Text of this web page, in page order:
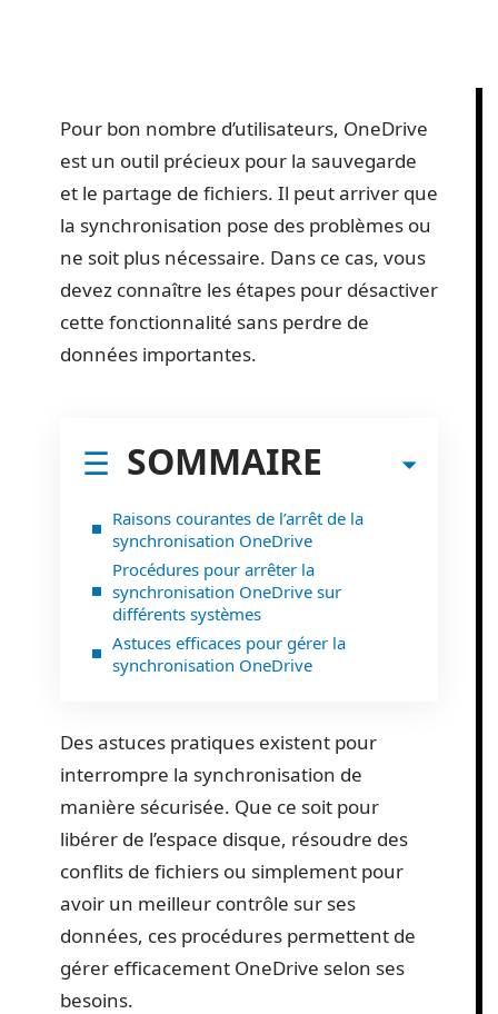
Pour bon nombre d’utilisateurs, OneDrive
est un outil précieux pour la sauvegarde
et le partage de fichiers. Il peut arriver que
la synchronisation pose des problèmes ou
ne soit plus nécessaire. Dans ce cas, vous
devez connaître les étapes pour désactiver
cette fonctionnalité sans perdre de
données importantes.
SOMMAIRE
Raisons courantes de l’arrêt de la
synchronisation OneDrive
Procédures pour arrêter la
synchronisation OneDrive sur
différents systèmes
Astuces efficaces pour gérer la
synchronisation OneDrive
Des astuces pratiques existent pour
interrompre la synchronisation de
manière sécurisée. Que ce soit pour
libérer de l’espace disque, résoudre des
conflits de fichiers ou simplement pour
avoir un meilleur contrôle sur ses
données, ces procédures permettent de
gérer efficacement OneDrive selon ses
besoins.